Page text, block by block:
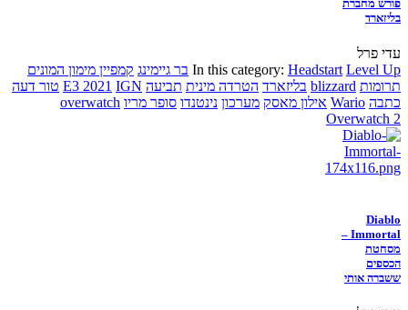
פורש מחברת
בליזארד
עדי פרל
In this category: Headstart Level Up בר גיימינג קמפיין מימון המונים
תרומות blizzard בליזארד הטרדה מינית תביעה E3 2021 IGN
טור דעה
כתבה Wario אילון מאסק מערכון נינטנדו סופר מריו overwatch
Overwatch 2
Diablo
Immortal –
מסחטת
הכספים
ששברה אותי